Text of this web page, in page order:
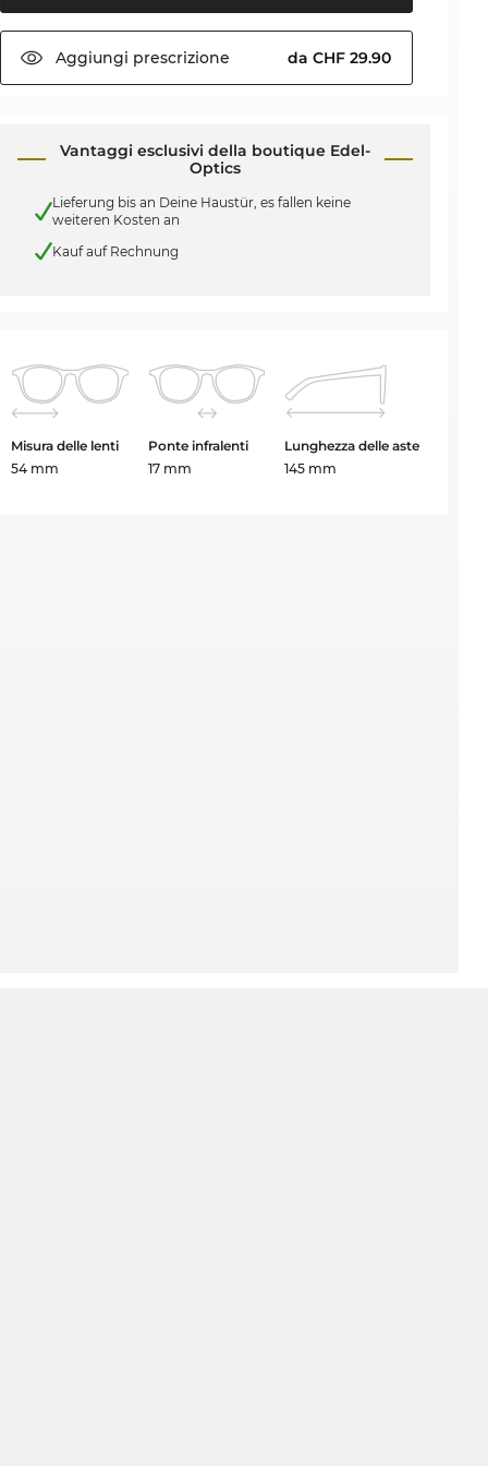
Aggiungi prescrizione da CHF 29.90
Vantaggi esclusivi della boutique Edel-
Optics
Lieferung bis an Deine Haustür, es fallen keine
weiteren Kosten an
Kauf auf Rechnung
Misura delle lenti
54 mm
Ponte infralenti
17 mm
Lunghezza delle aste
145 mm